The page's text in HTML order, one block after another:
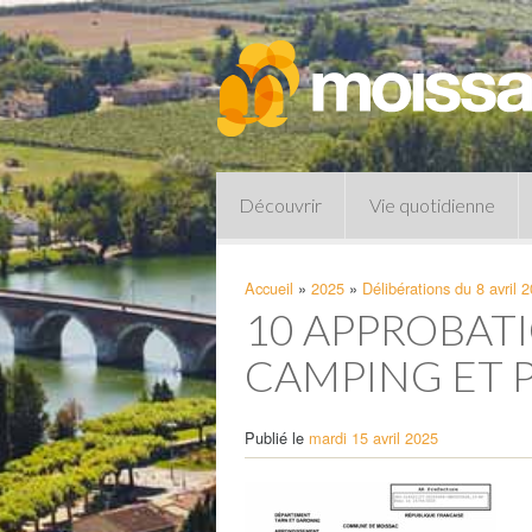
Découvrir Vie quotidienne
Pharmacies de garde
Accueil » 2025 » Délibérations du 8 avril
10
CAMPING ET
Publié le mardi 15 avril 2025